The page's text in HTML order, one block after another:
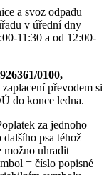
a svoz odpadu
v úřední dny
11:30 a od 12:00-
0100,
zaplacení převodem si
do konce ledna.
za jednoho
psa téhož
možno uhradit
= číslo popisné